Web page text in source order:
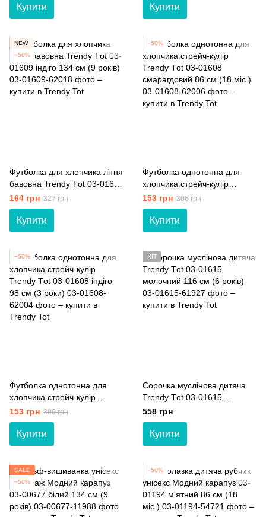
Купити Купити
NEW
−50%
Футболка для хлопчика літня
бавовна Trendy Тot 03-01609
індіго 134 см (9 років)
164 грн 327 грн
Купити
−50%
Футболка однотонна для
хлопчика стрейч-кулір
Trendy Тot 03-01608
смарагдовий 86 см (18 мiс.)
153 грн 306 грн
Купити
−50%
Футболка однотонна для
хлопчика стрейч-кулір
Trendy Тot 03-01608 індіго
98 см (3 роки)
153 грн 306 грн
Купити
ХІТ
Сорочка муслінова дитяча
Trendy Тot 03-01615
молочний 116 см (6 років)
558 грн
Купити
SALE
−50%
−50%